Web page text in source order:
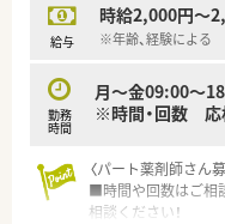
給与
時給2,000円～
※年齢、経験による
勤務
時間
月～金09:00～
※時間・回数 応
〈パート薬剤師さん
■時間や回数はご相
相談ください！